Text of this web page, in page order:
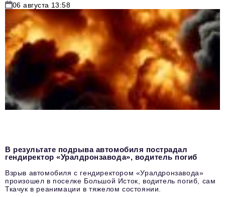
06 августа 13:58
В результате подрыва автомобиля пострадал
гендиректор «Уралдронзавода», водитель погиб
Взрыв автомобиля с гендиректором «Уралдронзавода»
произошел в поселке Большой Исток, водитель погиб, сам
Ткачук в реанимации в тяжелом состоянии.